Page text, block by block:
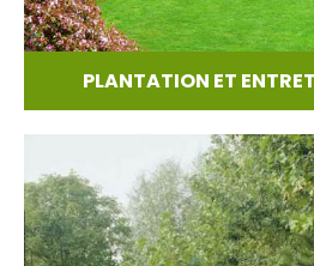
PLANTATION ET